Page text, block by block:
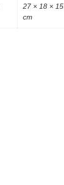
27 × 18 × 15
cm